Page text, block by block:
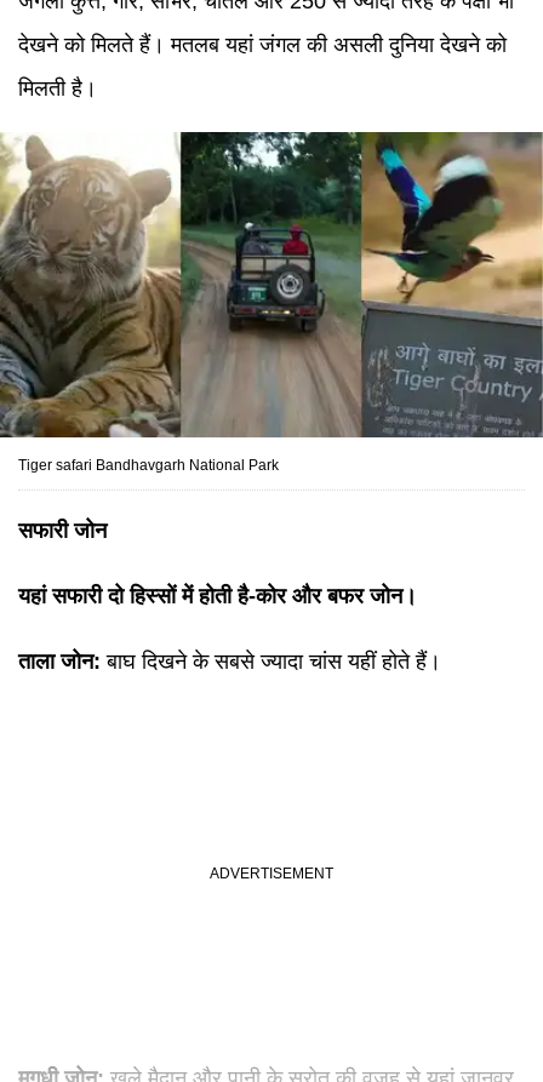
देखने को मिलते हैं। मतलब यहां जंगल की असली दुनिया देखने को
मिलती है।
Tiger safari Bandhavgarh National Park
सफारी जोन
यहां सफारी दो हिस्सों में होती है-कोर और बफर जोन।
ताला जोन:बाघ दिखने के सबसे ज्यादा चांस यहीं होते हैं।